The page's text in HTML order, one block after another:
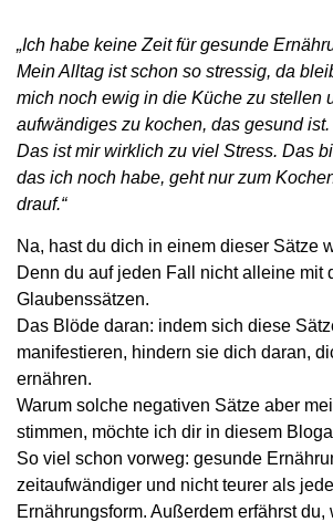
„Ich habe keine Zeit für gesunde
Mein Alltag ist schon so stressig, da
mich noch ewig in die Küche zu stellen
aufwändiges zu kochen, das gesund ist.
Das ist mir wirklich zu viel Stress. Das
das ich noch habe, geht nur zum
drauf.“
Na, hast du dich in einem dieser Sätze
Denn du auf jeden Fall nicht alleine mit
Glaubenssätzen.
Das Blöde daran: indem sich diese
manifestieren, hindern sie dich daran,
ernähren.
Warum solche negativen Sätze aber
stimmen, möchte ich dir in diesem
So viel schon vorweg: gesunde
zeitaufwändiger und nicht teurer als
Ernährungsform. Außerdem erfährst du,